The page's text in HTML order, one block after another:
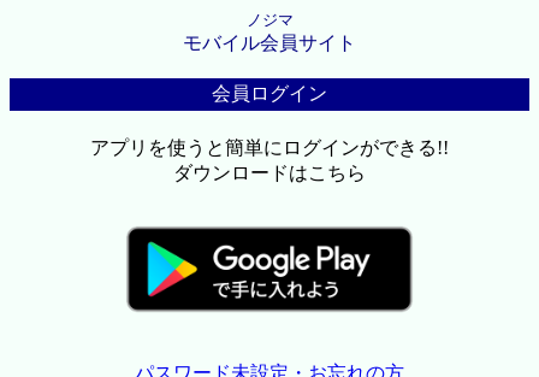
ノジマ
モバイル会員サイト
会員ログイン
アプリを使うと簡単にログインができる!!
ダウンロードはこちら